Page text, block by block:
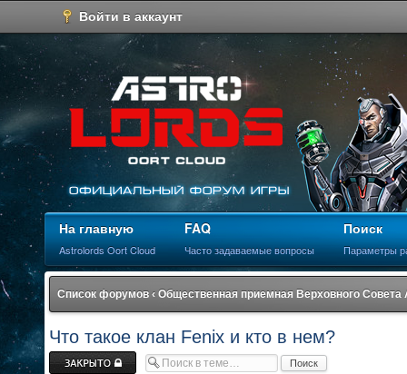
Войти в аккаунт
На главную
Astrolords Oort Cloud
FAQ
Часто задаваемые вопросы
Поиск
Параметры
Список форумов ‹ Общественная приемная Верховного Совета
Что такое клан Fenix и кто в нем?
Закрыто